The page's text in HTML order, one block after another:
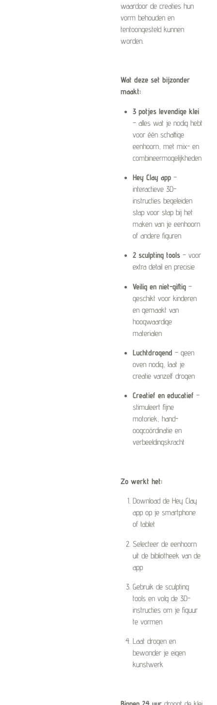
waardoor de creaties hun
vorm behouden en
tentoongesteld kunnen
worden.
Wat deze set bijzonder
maakt:
3 potjes levendige klei
– alles wat je nodig hebt
voor één schattige
eenhoorn, met mix- en
combineermogelijkheden
Hey Clay app–
interactieve 3D-
instructies begeleiden
stap voor stap bij het
maken van je eenhoorn
of andere figuren
2 sculpting tools– voor
extra detail en precisie
Veilig en niet-giftig–
geschikt voor kinderen
en gemaakt van
hoogwaardige
materialen
Luchtdrogend – geen
oven nodig, laat je
creatie vanzelf drogen
Creatief en educatief –
stimuleert fijne
motoriek, hand-
oogcoördinatie en
verbeeldingskracht
Zo werkt het:
Download de Hey Clay
app op je smartphone
of tablet
Selecteer de eenhoorn
uit de bibliotheek van de
app
Gebruik de sculpting
tools en volg de 3D-
instructies om je figuur
te vormen
Laat drogen en
bewonder je eigen
kunstwerk